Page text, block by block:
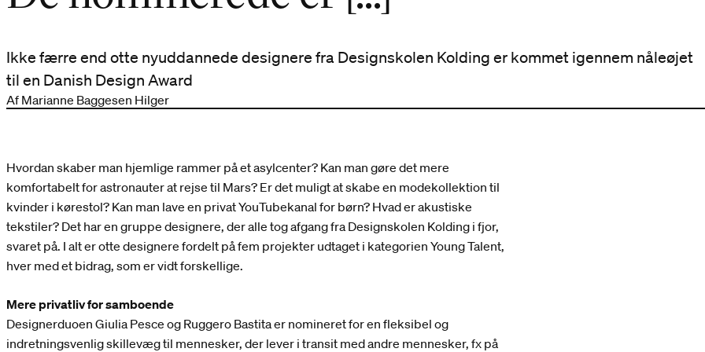
Ikke færre end otte nyuddannede designere fra Designskolen Kolding er kommet igennem nåleøjet
til en Danish Design Award
Af Marianne Baggesen Hilger
Hvordan skaber man hjemlige rammer på et asylcenter? Kan man gøre det mere
komfortabelt for astronauter at rejse til Mars? Er det muligt at skabe en modekollektion til
kvinder i kørestol? Kan man lave en privat YouTubekanal for børn? Hvad er akustiske
tekstiler? Det har en gruppe designere, der alle tog afgang fra Designskolen Kolding i fjor,
svaret på. I alt er otte designere fordelt på fem projekter udtaget i kategorien Young Talent,
hver med et bidrag, som er vidt forskellige.
Mere privatliv for samboende
Designerduoen Giulia Pesce og Ruggero Bastita er nomineret for en fleksibel og
indretningsvenlig skillevæg til mennesker, der lever i transit med andre mennesker, fx på